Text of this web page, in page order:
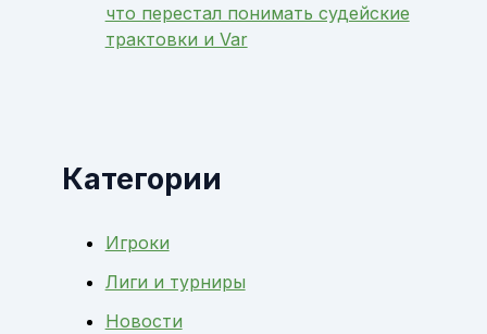
что перестал понимать судейские
трактовки и Var
Категории
Игроки
Лиги и турниры
Новости